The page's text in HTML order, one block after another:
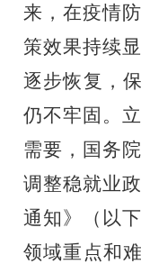
来，在疫情
策效果持续
逐步恢复，
仍不牢固。
需要，国务
调整稳就业
通知》（以
领域重点和